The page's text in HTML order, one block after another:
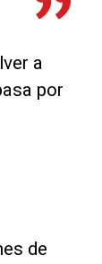
a
por
de